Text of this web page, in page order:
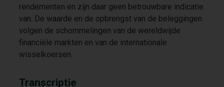
rendementen en zijn daar geen betrouwbare indicatie
van. De waarde en de opbrengst van de beleggingen
volgen de schommelingen van de wereldwijde
financiële markten en van de internationale
wisselkoersen.
Transcriptie